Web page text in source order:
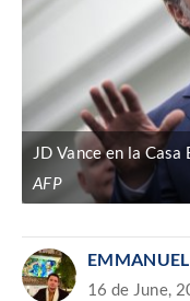
JD Vance en la
AFP
16 de June,